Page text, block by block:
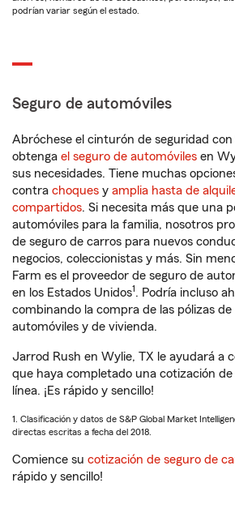
podrían variar según el estado.
Seguro de automóviles
Abróchese el cinturón de seguridad
obtenga el seguro de automóviles en
sus necesidades. Tiene muchas
contra choques y amplia hasta de
compartidos. Si necesita más que una
automóviles para la familia, nosotros
de seguro de carros para nuevos
negocios, coleccionistas y más. Sin
Farm es el proveedor de seguro de
en los Estados Unidos1. Podría incluso
combinando la compra de las pólizas de
automóviles y de vivienda.
Jarrod Rush en Wylie, TX le ayudará a
que haya completado una cotización
línea. ¡Es rápido y sencillo!
1. Clasificación y datos de S&P Global Market
directas escritas a fecha del 2018.
Comience su cotización de seguro de
rápido y sencillo!